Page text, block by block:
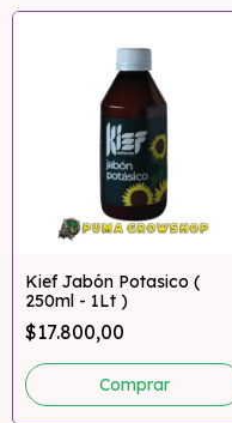
Kief Jabón Potasico (
250ml - 1Lt )
$17.800,00
Comprar